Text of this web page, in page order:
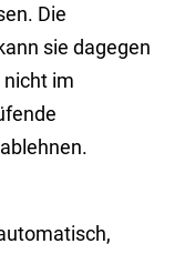
Die
sie dagegen
im
,